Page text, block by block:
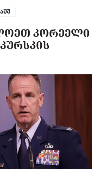
აშშ
ᲙᲝᲠᲔᲔᲚᲘ